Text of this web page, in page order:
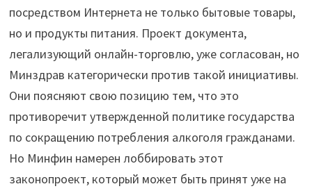
посредством Интернета не только бытовые товары,
но и продукты питания. Проект документа,
легализующий онлайн-торговлю, уже согласован, но
Минздрав категорически против такой инициативы.
Они поясняют свою позицию тем, что это
противоречит утвержденной политике государства
по сокращению потребления алкоголя гражданами.
Но Минфин намерен лоббировать этот
законопроект, который может быть принят уже на